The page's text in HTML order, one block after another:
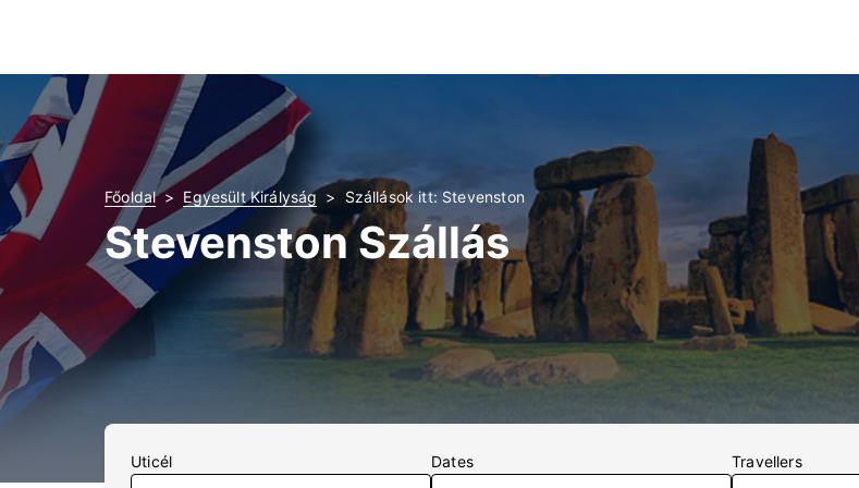
Főoldal Egyesült Királyság Szállások itt: Stevenston
Stevenston Szállás
Uticél Dates Travellers